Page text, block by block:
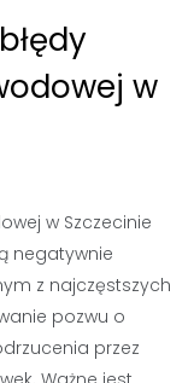
w
w Szczecinie
negatywnie
z najczęstszych
pozwu o
przez